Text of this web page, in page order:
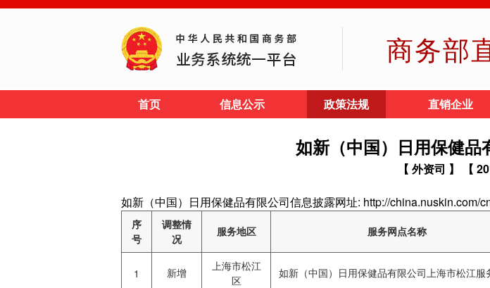
商务部
首页 信息公示 政策法规 直销企业
如新（中国）日用保健品
【 外资司 】 【
如新（中国）日用保健品有限公司信息披露网址: http://china.nuskin.com/
序
号
调整情
况
服务地区 服务网点名称
1 新增
上海市松江
区
如新（中国）日用保健品有限公司上海市松江服